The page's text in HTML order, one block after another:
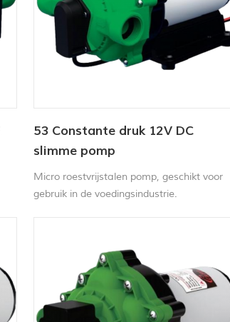
53 Constante druk 12V DC
slimme pomp
Micro roestvrijstalen pomp, geschikt voor
gebruik in de voedingsindustrie.
autobanden en andere sectoren.